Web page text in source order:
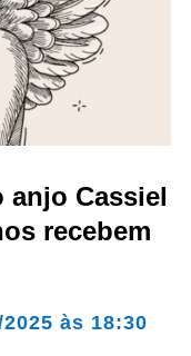
anjo Cassiel
recebem
2025 às 18:30